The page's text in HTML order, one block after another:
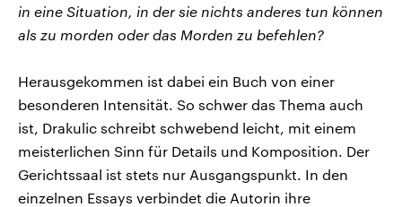
in eine Situation, in der sie nichts anderes tun können
als zu morden oder das Morden zu befehlen?
Herausgekommen ist dabei ein Buch von einer
besonderen Intensität. So schwer das Thema auch
ist, Drakulic schreibt schwebend leicht, mit einem
meisterlichen Sinn für Details und Komposition. Der
Gerichtssaal ist stets nur Ausgangspunkt. In den
einzelnen Essays verbindet die Autorin ihre